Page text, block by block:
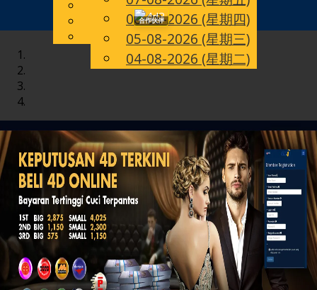
CN
English
Chinese
Malay
06-08-2026 (星期四)
05-08-2026 (星期三)
04-08-2026 (星期二)
合作伙伴
Toggle
navigation